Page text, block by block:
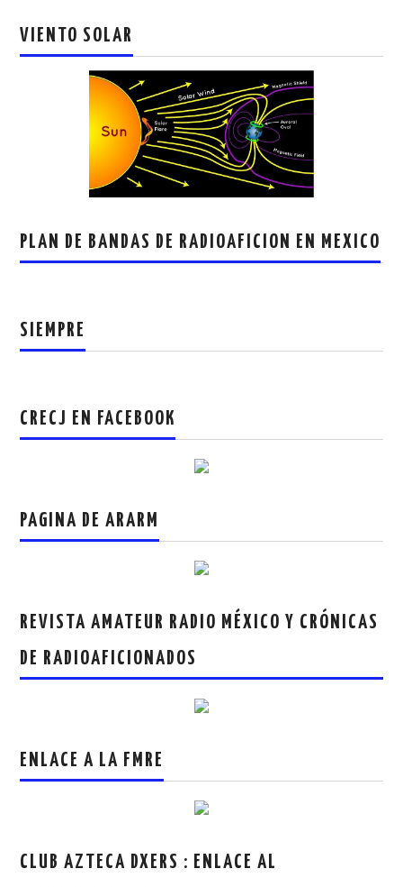
VIENTO SOLAR
PLAN DE BANDAS DE RADIOAFICION EN MEXICO
SIEMPRE
CRECJ EN FACEBOOK
PAGINA DE ARARM
REVISTA AMATEUR RADIO MÉXICO Y CRÓNICAS
DE RADIOAFICIONADOS
ENLACE A LA FMRE
CLUB AZTECA DXERS : ENLACE AL